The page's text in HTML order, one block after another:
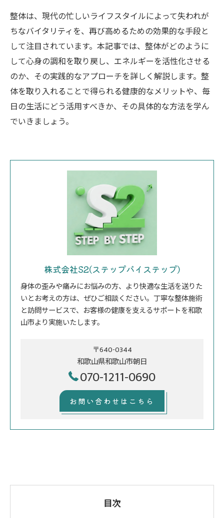
整体は、現代の忙しいライフスタイルによって失われが
ちなバイタリティを、再び高めるための効果的な手段と
して注目されています。本記事では、整体がどのように
して心身の調和を取り戻し、エネルギーを活性化させる
のか、その実践的なアプローチを詳しく解説します。整
体を取り入れることで得られる健康的なメリットや、毎
日の生活にどう活用すべきか、その具体的な方法を学ん
でいきましょう。
株式会社S2(ステップバイステップ)
身体の歪みや痛みにお悩みの方、より快適な生活を送りた
いとお考えの方は、ぜひご相談ください。丁寧な整体施術
と訪問サービスで、お客様の健康を支えるサポートを和歌
山市より実施いたします。
〒640-0344
和歌山県和歌山市朝日
070-1211-0690
お問い合わせはこちら
目次